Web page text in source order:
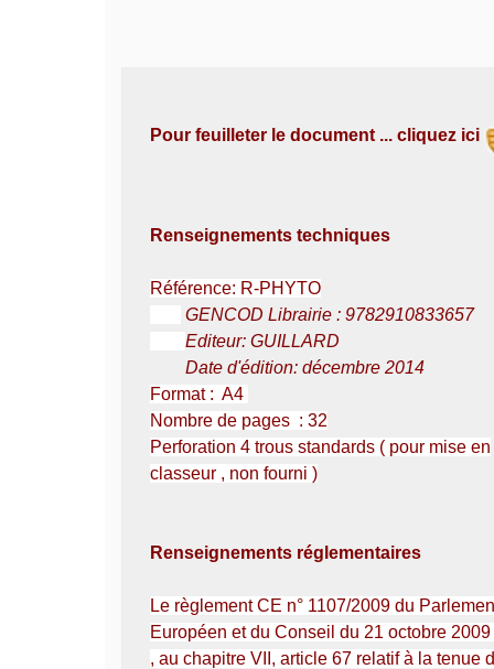
Pour feuilleter le document ... cliquez ici
Renseignements techniques
Référence: R-PHYTO
GENCOD Librairie : 9782910833657
Editeur: GUILLARD
Date d'édition: décembre 2014
Format : A4
Nombre de pages : 32
Perforation 4 trous standards ( pour mise en
classeur , non fourni )
Renseignements réglementaires
Le règlement CE n° 1107/2009 du
Européen et du Conseil du 21 octobre
, au chapitre VII, article 67 relatif à la tenue